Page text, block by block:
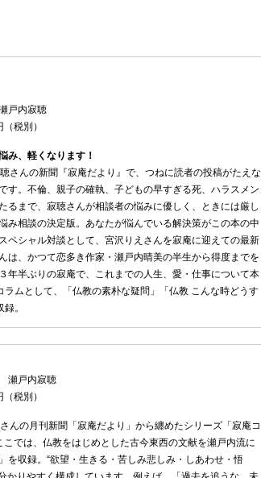
戸内寂聴
税別）
み、軽くなります！
さんの新聞『寂庵だより』で、つねに読者の投稿がたえな
す。不倫、親子の確執、子どもの早すぎる死、ハラスメン
るまで、寂聴さんが相談者の悩みに優しく、ときには厳し
み相談の決定版。あなたが悩んでいる解決策がこの本の中
ペシャル対談として、宮沢りえさんを寂庵に迎えての最新
は、かつて恋多き作家・瀬戸内晴美の半生から得度までを
年半ぶりの寂庵で、これまでの人生、愛・仕事について本
ラムとして、「仏教の素朴な疑問」「仏教 こんな時どうす
。
瀬戸内寂聴
税別）
んの月刊新聞「寂庵だより」から纏めたシリーズ「寂庵コ
では、仏教をはじめとした古今東西の文献を瀬戸内流に
を収録。“欲望・生きる・苦しみ悲しみ・しあわせ・悟